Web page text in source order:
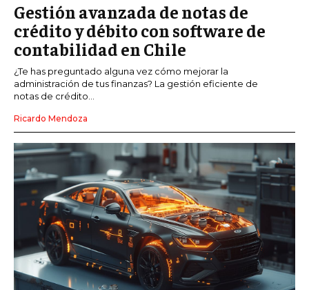
Gestión avanzada de notas de
crédito y débito con software de
contabilidad en Chile
¿Te has preguntado alguna vez cómo mejorar la
administración de tus finanzas? La gestión eficiente de
notas de crédito...
Ricardo Mendoza